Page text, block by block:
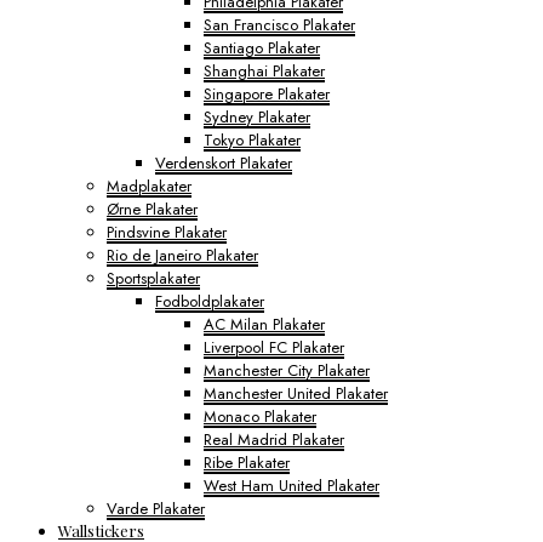
San Francisco Plakater
Santiago Plakater
Shanghai Plakater
Singapore Plakater
Sydney Plakater
Tokyo Plakater
Verdenskort Plakater
Madplakater
Ørne Plakater
Pindsvine Plakater
Rio de Janeiro Plakater
Sportsplakater
Fodboldplakater
AC Milan Plakater
Liverpool FC Plakater
Manchester City Plakater
Manchester United Plakater
Monaco Plakater
Real Madrid Plakater
Ribe Plakater
West Ham United Plakater
Varde Plakater
Wallstickers